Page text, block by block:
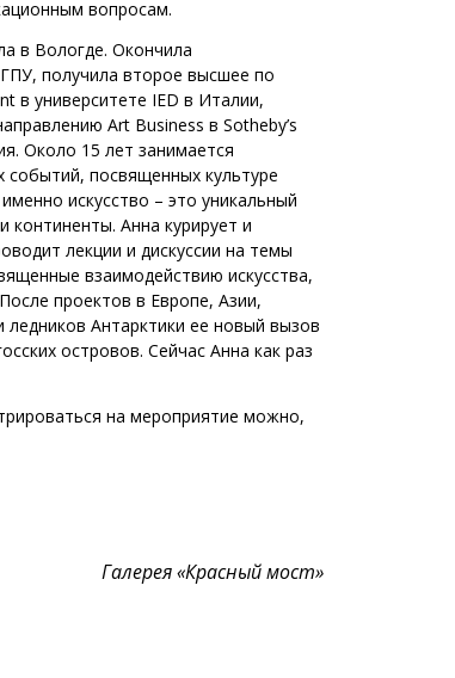
вопросам.
в Вологде. Окончила
получила второе высшее по
в университете IED в Италии,
Art Business в Sotheby’s
Около 15 лет занимается
посвященных культуре
искусство – это уникальный
Анна курирует и
лекции и дискуссии на темы
взаимодействию искусства,
проектов в Европе, Азии,
Антарктики ее новый вызов
островов. Сейчас Анна как раз
на мероприятие можно,
Галерея «Красный мост»